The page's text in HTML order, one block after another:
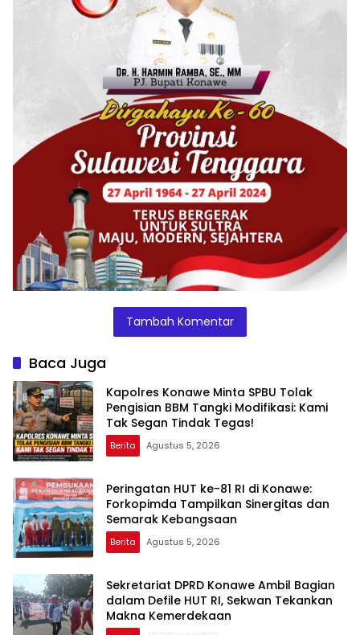
Tambah Komentar
Baca Juga
Kapolres Konawe Minta SPBU Tolak
Pengisian BBM Tangki Modifikasi: Kami
Tak Segan Tindak Tegas!
Berita Agustus 5, 2026
Peringatan HUT ke-81 RI di Konawe:
Forkopimda Tampilkan Sinergitas dan
Semarak Kebangsaan
Berita Agustus 5, 2026
Sekretariat DPRD Konawe Ambil Bagian
dalam Defile HUT RI, Sekwan Tekankan
Makna Kemerdekaan